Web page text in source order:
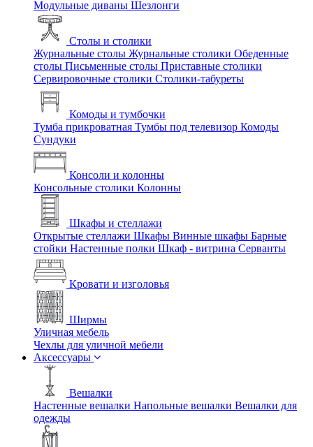
Модульные диваны Шезлонги
Столы и столики
Журнальные столы Журнальные столики Обеденные
столы Письменные столы Приставные столики
Сервировочные столики Столики-табуреты
Комоды и тумбочки
Тумба прикроватная Тумбы под телевизор Комоды
Сундуки
Консоли и колонны
Консольные столики Колонны
Шкафы и стеллажи
Открытые стеллажи Шкафы Винные шкафы Барные
стойки Настенные полки Шкаф - витрина Серванты
Кровати и изголовья
Ширмы
Уличная мебель
Чехлы для уличной мебели
Аксессуары
Вешалки
Настенные вешалки Напольные вешалки Вешалки для
одежды